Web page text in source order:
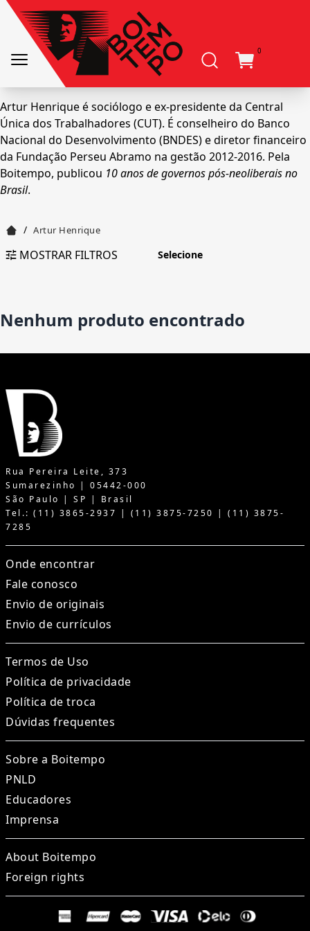
0
Artur Henrique é sociólogo e ex-presidente da Central
Única dos Trabalhadores (CUT). É conselheiro do Banco
Nacional do Desenvolvimento (BNDES) e diretor financeiro
da Fundação Perseu Abramo na gestão 2012-2016. Pela
Boitempo, publicou 10 anos de governos pós-neoliberais no
Brasil.
/ Artur Henrique
MOSTRAR FILTROS
Nenhum produto encontrado
Rua Pereira Leite, 373
Sumarezinho | 05442-000
São Paulo | SP | Brasil
Tel.: (11) 3865-2937 | (11) 3875-7250 | (11) 3875-
7285
Onde encontrar
Fale conosco
Envio de originais
Envio de currículos
Termos de Uso
Política de privacidade
Política de troca
Dúvidas frequentes
Sobre a Boitempo
PNLD
Educadores
Imprensa
About Boitempo
Foreign rights